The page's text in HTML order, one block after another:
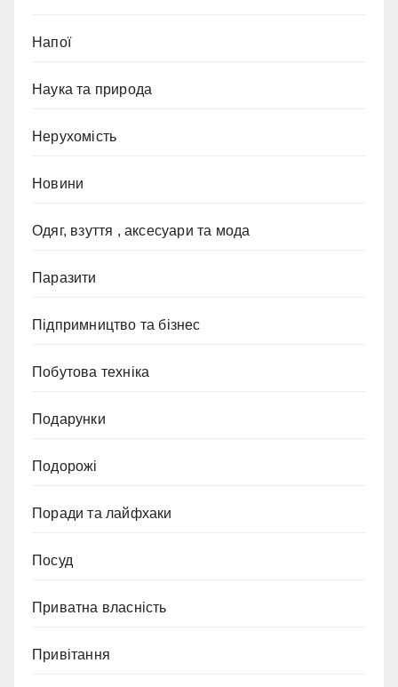
Напої
Наука та природа
Нерухомість
Новини
Одяг, взуття , аксесуари та мода
Паразити
Підпримництво та бізнес
Побутова техніка
Подарунки
Подорожі
Поради та лайфхаки
Посуд
Приватна власність
Привітання